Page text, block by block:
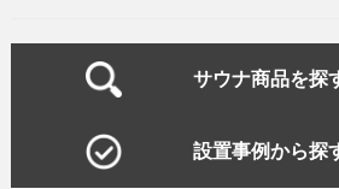
サウナ商品を探
設置事例から探